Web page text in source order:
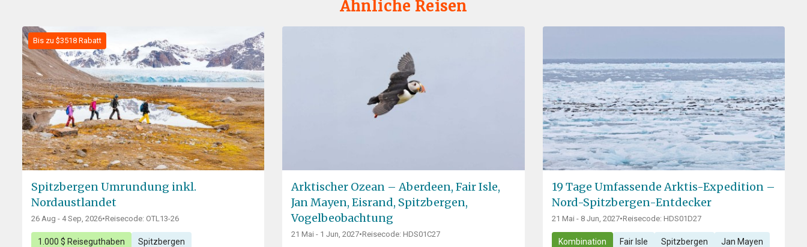
Ähnliche Reisen
Bis zu $3518 Rabatt
Spitzbergen Umrundung inkl.
Nordaustlandet
26 Aug - 4 Sep, 2026•Reisecode: OTL13-26
1.000 $ Reiseguthaben Spitzbergen
Arktischer Ozean – Aberdeen, Fair Isle,
Jan Mayen, Eisrand, Spitzbergen,
Vogelbeobachtung
21 Mai - 1 Jun, 2027•Reisecode: HDS01C27
19 Tage Umfassende Arktis-Expedition –
Nord-Spitzbergen-Entdecker
21 Mai - 8 Jun, 2027•Reisecode: HDS01D27
Kombination Fair Isle Spitzbergen Jan Mayen